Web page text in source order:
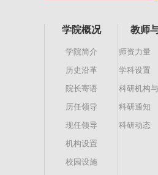
学院概况
学院简介
历史沿革
院长寄语
历任领导
现任领导
机构设置
校园设施
教师
师资力量
学科设置
科研机构
科研通知
科研动态